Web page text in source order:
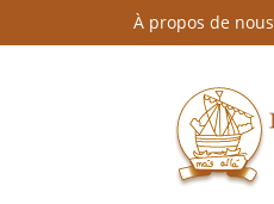
À propos de nous